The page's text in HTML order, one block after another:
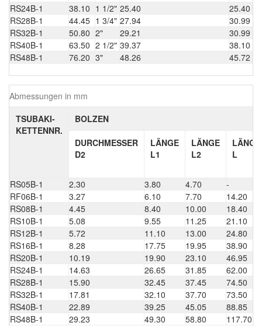
RS24B-1
38.10 1 1/2" 25.40
25.40
RS28B-1
44.45 1 3/4" 27.94
30.99
RS32B-1
50.80 2" 29.21
30.99
RS40B-1
63.50 2 1/2" 39.37
38.10
RS48B-1
76.20 3" 48.26 45.72
Abmessungen in mm
TSUBAKI-
KETTENNR.
BOLZEN
DURCHMESSER
D2
LÄNGE
L1
LÄNGE
L2
LÄNGE
L
RS05B-1 2.30 3.80 4.70
-
RF06B-1
3.27 6.10 7.70
14.20
RS08B-1
4.45 8.40 10.00
18.40
RS10B-1
5.08 9.55 11.25
21.10
RS12B-1
5.72 11.10 13.00
24.80
RS16B-1
8.28 17.75 19.95
38.90
RS20B-1
10.19 19.90 23.10
46.95
RS24B-1
14.63 26.65 31.85
62.00
RS28B-1
15.90 32.45 37.45
74.50
RS32B-1
17.81 32.10 37.70
73.50
RS40B-1
22.89 39.25 45.05
88.85
RS48B-1
29.23 49.30 58.80 117.70